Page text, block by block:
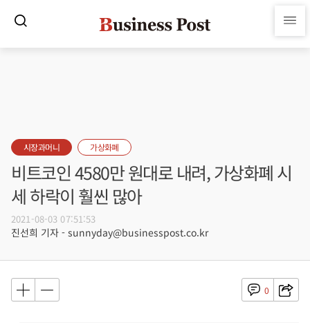
시장과머니 가상화폐
비트코인 4580만 원대로 내려, 가상화폐 시
세 하락이 훨씬 많아
2021-08-03 07:51:53
진선희 기자 - sunnyday@businesspost.co.kr
0